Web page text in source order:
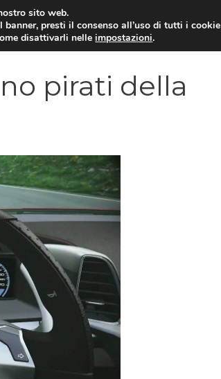
VIDEOGIOCHI NEWS RECENSIONI
pirati della
sito web.
presti il consenso all’uso di tutti i cookie
disattivarli nelleimpostazioni.